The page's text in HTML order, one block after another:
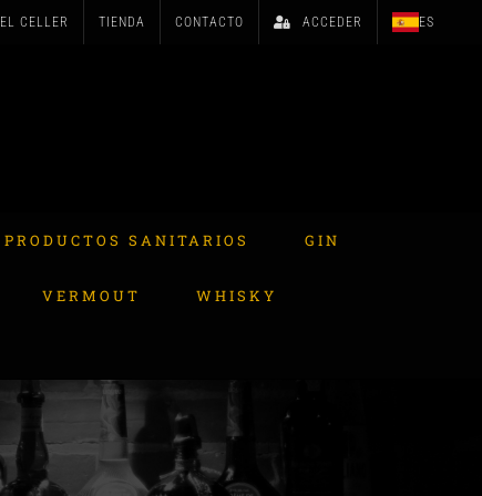
EL CELLER TIENDA CONTACTO ACCEDER ES
PRODUCTOS SANITARIOS GIN
VERMOUT WHISKY